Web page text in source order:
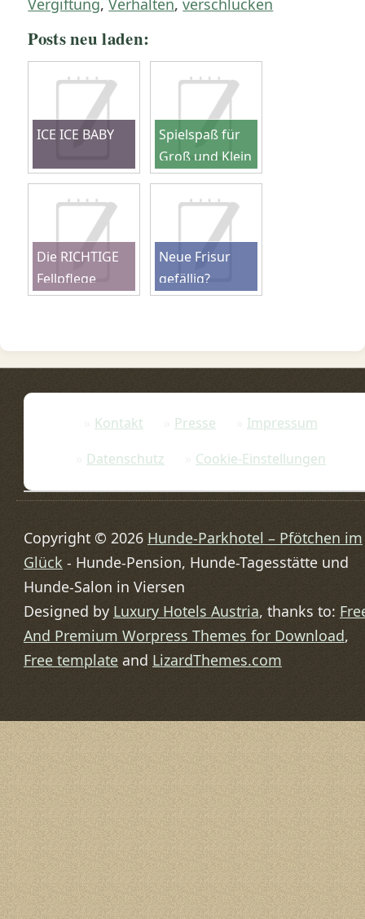
Vergiftung,Verhalten,verschlucken
Posts neu laden:
ICE ICE BABY
Spielspaß für
Groß und Klein
Die RICHTIGE
Fellpflege
Neue Frisur
gefällig?
Kontakt Presse
Impressum
Datenschutz
Cookie-Einstellungen
Copyright © 2026 Hunde-Parkhotel – Pfötchen im
Glück - Hunde-Pension, Hunde-Tagesstätte und
Hunde-Salon in Viersen
Designed by Luxury Hotels Austria, thanks to:
And Premium Worpress Themes for Download,
Free templateand LizardThemes.com